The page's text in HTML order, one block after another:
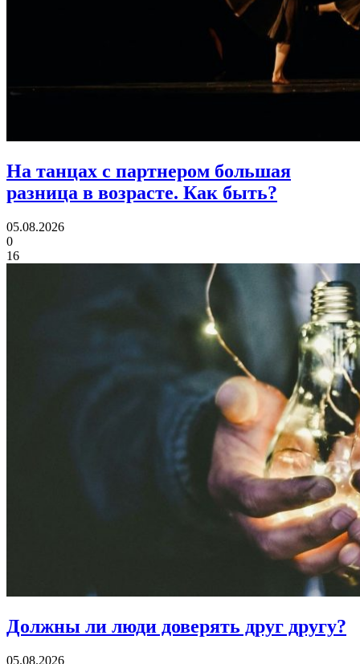
На танцах с партнером большая
разница в возрасте. Как быть?
05.08.2026
0
16
Должны ли люди доверять друг другу?
05.08.2026